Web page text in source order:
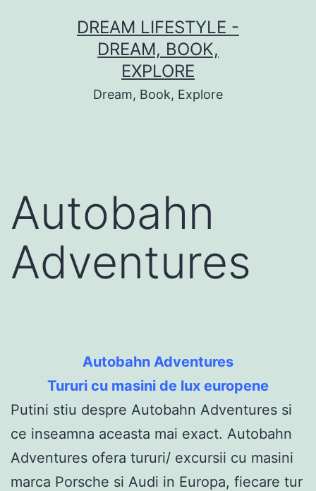
DREAM LIFESTYLE -
DREAM, BOOK,
EXPLORE
Dream, Book, Explore
Autobahn
Adventures
Autobahn Adventures
Tururi cu masini de lux europene
Putini stiu despre Autobahn Adventures si
ce inseamna aceasta mai exact. Autobahn
Adventures ofera tururi/ excursii cu masini
marca Porsche si Audi in Europa, fiecare tur